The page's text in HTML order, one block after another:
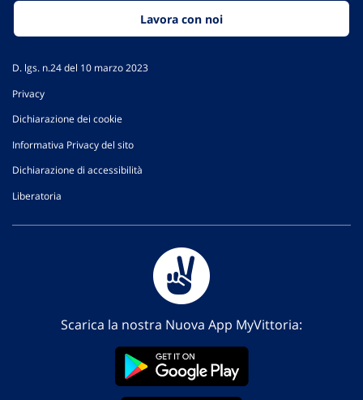
Lavora con noi
D. lgs. n.24 del 10 marzo 2023
Privacy
Dichiarazione dei cookie
Informativa Privacy del sito
Dichiarazione di accessibilità
Liberatoria
Scarica la nostra Nuova App MyVittoria: